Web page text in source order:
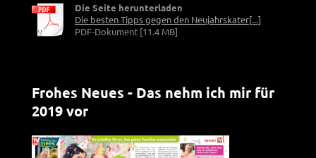
Die Seite herunterladen
Die besten Tipps gegen den Neujahrskater[...]
PDF-Dokument [11.4 MB]
Frohes Neues - Das nehm ich mir für
2019 vor